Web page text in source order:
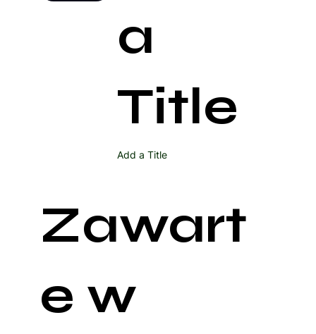
a
Title
Add a Title
Zawart
e w